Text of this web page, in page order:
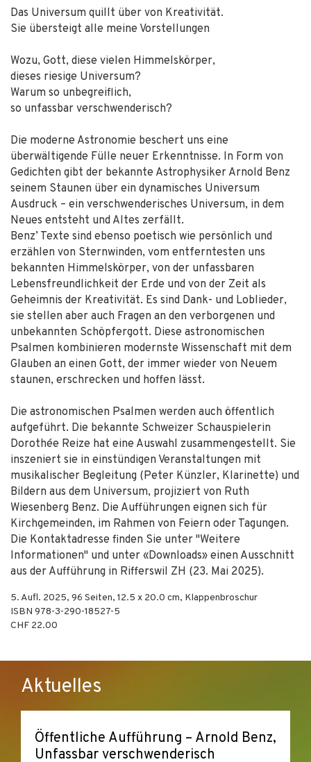
Das Universum quillt über von Kreativität.
Sie übersteigt alle meine Vorstellungen
Wozu, Gott, diese vielen Himmelskörper,
dieses riesige Universum?
Warum so unbegreiflich,
so unfassbar verschwenderisch?
Die moderne Astronomie beschert uns eine
überwältigende Fülle neuer Erkenntnisse. In Form von
Gedichten gibt der bekannte Astrophysiker Arnold Benz
seinem Staunen über ein dynamisches Universum
Ausdruck – ein verschwenderisches Universum, in dem
Neues entsteht und Altes zerfällt.
Benz’ Texte sind ebenso poetisch wie persönlich und
erzählen von Sternwinden, vom entferntesten uns
bekannten Himmelskörper, von der unfassbaren
Lebensfreundlichkeit der Erde und von der Zeit als
Geheimnis der Kreativität. Es sind Dank- und Loblieder,
sie stellen aber auch Fragen an den verborgenen und
unbekannten Schöpfergott. Diese astronomischen
Psalmen kombinieren modernste Wissenschaft mit dem
Glauben an einen Gott, der immer wieder von Neuem
staunen, erschrecken und hoffen lässt.
Die astronomischen Psalmen werden auch öffentlich
aufgeführt. Die bekannte Schweizer Schauspielerin
Dorothée Reize hat eine Auswahl zusammengestellt. Sie
inszeniert sie in einstündigen Veranstaltungen mit
musikalischer Begleitung (Peter Künzler, Klarinette) und
Bildern aus dem Universum, projiziert von Ruth
Wiesenberg Benz. Die Aufführungen eignen sich für
Kirchgemeinden, im Rahmen von Feiern oder Tagungen.
Die Kontaktadresse finden Sie unter "Weitere
Informationen" und unter «Downloads» einen Ausschnitt
aus der Aufführung in Rifferswil ZH (23. Mai 2025).
5. Aufl. 2025, 96 Seiten, 12.5 x 20.0 cm, Klappenbroschur
ISBN 978-3-290-18527-5
CHF 22.00
Aktuelles
Öffentliche Aufführung – Arnold Benz,
Unfassbar verschwenderisch